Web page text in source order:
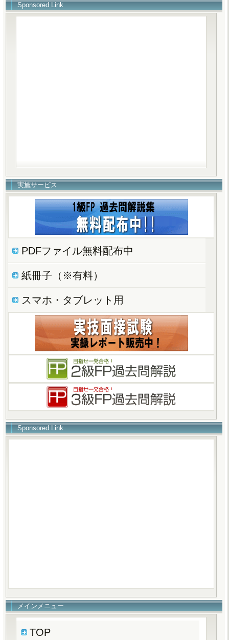
Sponsored Link
実施サービス
PDFファイル無料配布中
紙冊子（※有料）
スマホ・タブレット用
Sponsored Link
メインメニュー
TOP